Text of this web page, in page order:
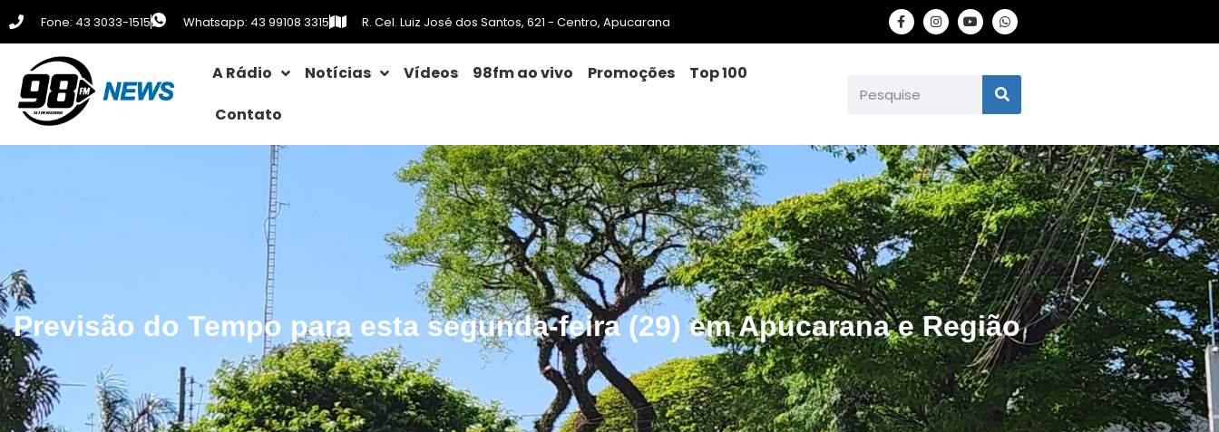
Fone: 43 3033-1515 Whatsapp: 43 99108 3315 R. Cel. Luiz José dos Santos, 621 - Centro, Apucarana
A Rádio Notícias Vídeos 98fm ao vivo Promoções
Top 100
Contato
Previsão do Tempo para esta segunda-feira (29) em Apucarana e Região